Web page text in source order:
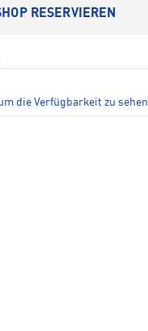
RESERVIEREN
die Verfügbarkeit zu sehen